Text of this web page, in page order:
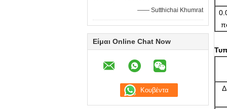
—— Sutthichai Khumrat
Είμαι Online Chat Now